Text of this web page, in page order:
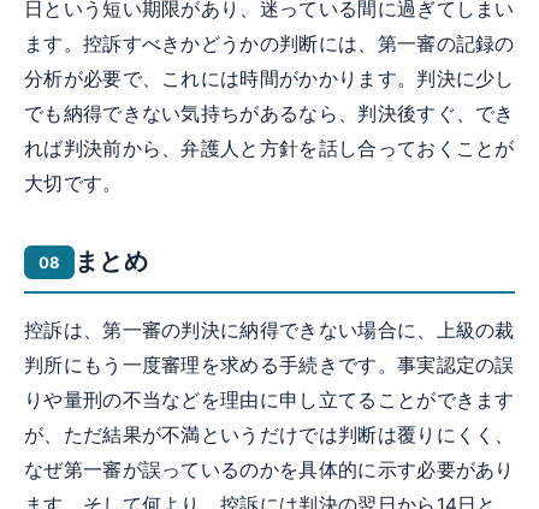
日という短い期限があり、迷っている間に過ぎてしまい
ます。控訴すべきかどうかの判断には、第一審の記録の
分析が必要で、これには時間がかかります。判決に少し
でも納得できない気持ちがあるなら、判決後すぐ、でき
れば判決前から、弁護人と方針を話し合っておくことが
大切です。
まとめ
控訴は、第一審の判決に納得できない場合に、上級の裁
判所にもう一度審理を求める手続きです。事実認定の誤
りや量刑の不当などを理由に申し立てることができます
が、ただ結果が不満というだけでは判断は覆りにくく、
なぜ第一審が誤っているのかを具体的に示す必要があり